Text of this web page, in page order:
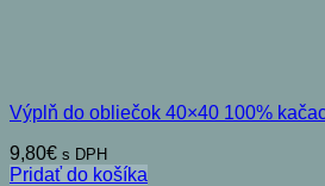
Výplň do obliečok 40×40 100%
9,80€ s DPH
Pridať do košíka